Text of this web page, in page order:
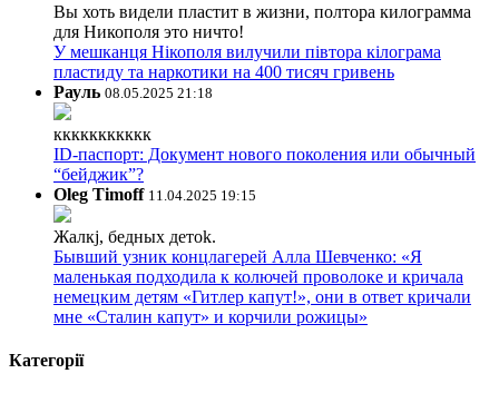
Вы хоть видели пластит в жизни, полтора килограмма
для Никополя это ничто!
У мешканця Нікополя вилучили півтора кілограма
пластиду та наркотики на 400 тисяч гривень
Рауль 08.05.2025 21:18
ккккккккккк
ID-паспорт: Документ нового поколения или обычный
“бейджик”?
Oleg Timoff 11.04.2025 19:15
Жалкj, бедных детok.
Бывший узник концлагерей Алла Шевченко: «Я
маленькая подходила к колючей проволоке и кричала
немецким детям «Гитлер капут!», они в ответ кричали
мне «Сталин капут» и корчили рожицы»
Категорії